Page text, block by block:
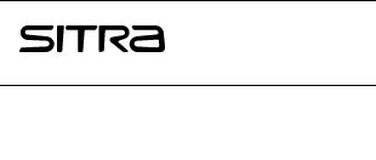
Siirry
suoraan
Sitra